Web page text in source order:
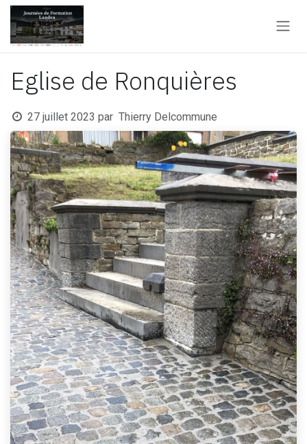
Se rendre au contenu
Eglise de Ronquières
27 juillet 2023 par Thierry Delcommune